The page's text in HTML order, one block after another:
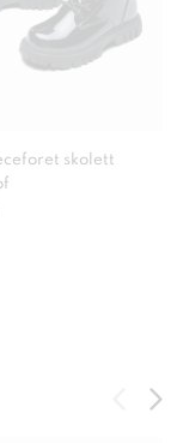
skolett